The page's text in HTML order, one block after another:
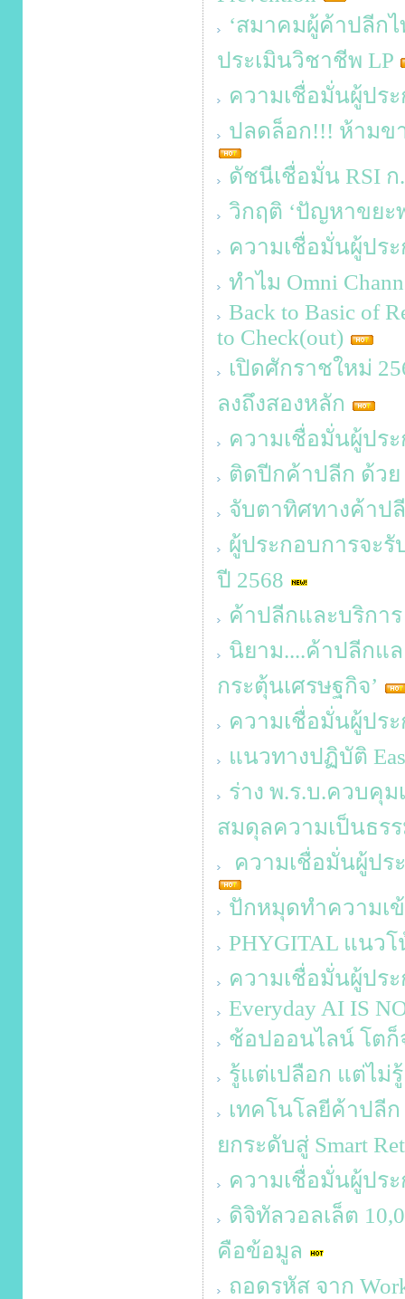
‘สมาคมผู้ค้าปลีก
ประเมินวิชาชีพ LP
ความเชื่อมั่นผู้ปร
ปลดล็อก!!! ห้ามข
ดัชนีเชื่อมั่น RSI ก
วิกฤติ ‘ปัญหาขยะ
ความเชื่อมั่นผู้ปร
ทำไม Omni
Back to Basic of
to Check(out)
เปิดศักราชใหม่
ลงถึงสองหลัก
ความเชื่อมั่นผู้ปร
ติดปีกค้าปลีก ด้วย
จับตาทิศทางค้าปลี
ผู้ประกอบการจะ
ปี 2568
ค้าปลีกและบริกา
นิยาม....ค้าปลีกแ
กระตุ้นเศรษฐกิจ’
ความเชื่อมั่นผู้ปร
แนวทางปฏิบัติ
ร่าง พ.ร.บ.ควบคุม
สมดุลความเป็นธร
ความเชื่อมั่นผู้ปร
ปักหมุดทำความเ
PHYGITAL แนว
ความเชื่อมั่นผู้ปร
Everyday AI IS
ช้อปออนไลน์ โต
รู้แต่เปลือก แต่ไม่
เทคโนโลยีค้าปลีก
ยกระดับสู่ Smart
ความเชื่อมั่นผู้ปร
ดิจิทัลวอลเล็ต
คือข้อมูล
ถอดรหัส จาก